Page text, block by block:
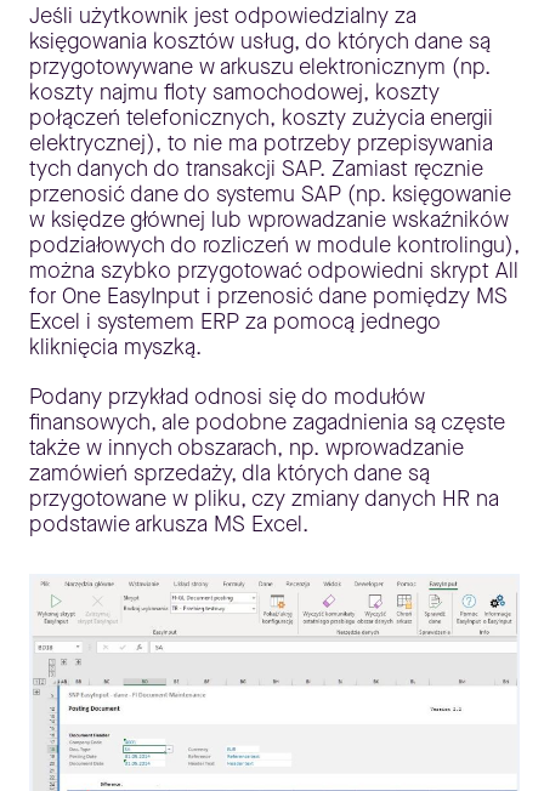
Jeśli użytkownik jest odpowiedzialny za
księgowania kosztów usług, do których dane są
przygotowywane w arkuszu elektronicznym (np.
koszty najmu floty samochodowej, koszty
połączeń telefonicznych, koszty zużycia energii
elektrycznej), to nie ma potrzeby przepisywania
tych danych do transakcji SAP. Zamiast ręcznie
przenosić dane do systemu SAP (np. księgowanie
w księdze głównej lub wprowadzanie wskaźników
podziałowych do rozliczeń w module kontrolingu),
można szybko przygotować odpowiedni skrypt All
for One EasyInput i przenosić dane pomiędzy MS
Excel i systemem ERP za pomocą jednego
kliknięcia myszką.
Podany przykład odnosi się do modułów
finansowych, ale podobne zagadnienia są częste
także w innych obszarach, np. wprowadzanie
zamówień sprzedaży, dla których dane są
przygotowane w pliku, czy zmiany danych HR na
podstawie arkusza MS Excel.